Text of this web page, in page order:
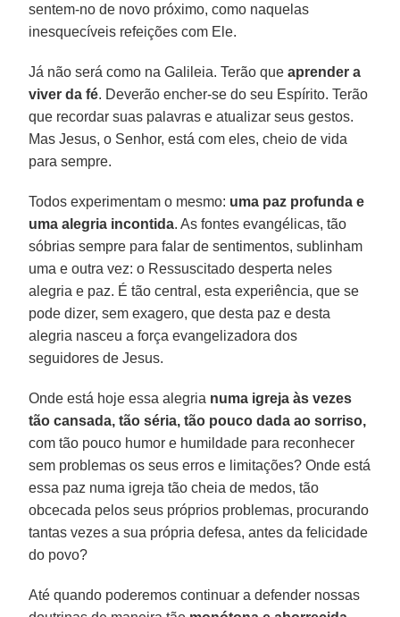
sentem-no de novo próximo, como naquelas
inesquecíveis refeições com Ele.
Já não será como na Galileia. Terão queaprender a
viver da fé. Deverão encher-se do seu Espírito. Terão
que recordar suas palavras e atualizar seus gestos.
Mas Jesus, o Senhor, está com eles, cheio de vida
para sempre.
Todos experimentam o mesmo: uma paz profunda e
uma alegria incontida. As fontes evangélicas, tão
sóbrias sempre para falar de sentimentos, sublinham
uma e outra vez: o Ressuscitado desperta neles
alegria e paz. É tão central, esta experiência, que se
pode dizer, sem exagero, que desta paz e desta
alegria nasceu a força evangelizadora dos
seguidores de Jesus.
Onde está hoje essa alegria numa igreja às vezes
tão cansada, tão séria, tão pouco dada ao sorriso,
com tão pouco humor e humildade para reconhecer
sem problemas os seus erros e limitações? Onde está
essa paz numa igreja tão cheia de medos, tão
obcecada pelos seus próprios problemas, procurando
tantas vezes a sua própria defesa, antes da felicidade
do povo?
Até quando poderemos continuar a defender nossas